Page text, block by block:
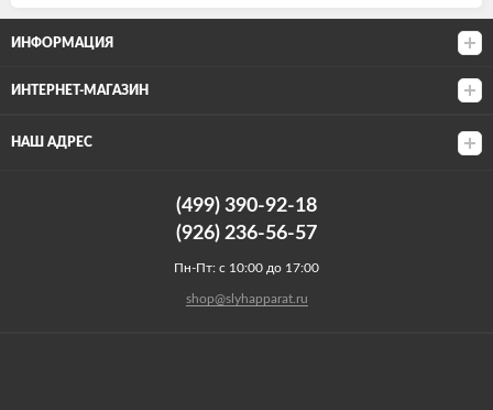
ИНФОРМАЦИЯ
ИНТЕРНЕТ-МАГАЗИН
НАШ АДРЕС
(499) 390-92-18
(926) 236-56-57
Пн-Пт: с 10:00 до 17:00
shop@slyhapparat.ru